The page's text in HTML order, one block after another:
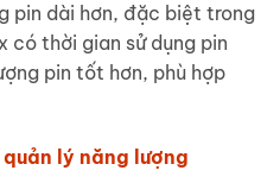
pin dài hơn, đặc biệt trong
có thời gian sử dụng pin
pin tốt hơn, phù hợp
lý năng lượng